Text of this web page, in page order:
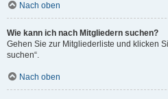
Nach oben
Wie kann ich nach Mitgliedern suchen?
Gehen Sie zur Mitgliederliste und klicken
suchen“.
Nach oben